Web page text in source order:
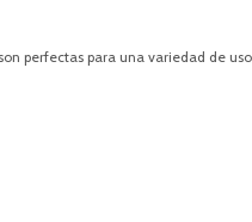
perfectas para una variedad de